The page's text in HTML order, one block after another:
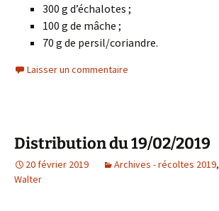
300 g d’échalotes ;
100 g de mâche ;
70 g de persil/coriandre.
Laisser un commentaire
Distribution du 19/02/2019
20 février 2019 Archives - récoltes 2019,
Walter